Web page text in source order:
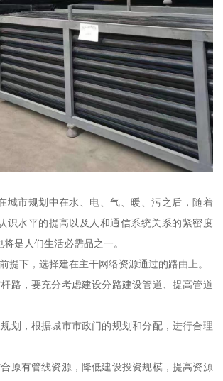
城市规划中在水、电、气、暖、污之后，随着
识水平的提高以及人和通信系统关系的紧密度
是人们生活必需品之一。
提下，选择建在主干网络资源通过的路由上。
杆路，要充分考虑建设分路建设管道、提高管道
规划，根据城市市政门的规划和分配，进行合理
合原有管线资源，降低建设投资规模，提高资源